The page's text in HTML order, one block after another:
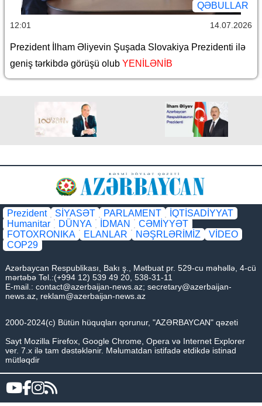
QƏBULLAR
12:01 14.07.2026
Prezident İlham Əliyevin Şuşada Slovakiya Prezidenti ilə
geniş tərkibdə görüşü olub YENİLƏNİB
Prezident SİYASƏT PARLAMENT
İQTİSADİYYAT
Humanitar
DÜNYA İDMAN
CƏMİYYƏT
FOTOXRONIKA
ELANLAR NƏŞRLƏRİMİZ
VİDEO
COP29
Azərbaycan Respublikası, Bakı ş., Mətbuat pr. 529-cu məhəllə, 4-cü
mərtəbə Tel.:(+994 12) 539 49 20, 538-31-11
E-mail.: contact@azerbaijan-news.az; secretary@azerbaijan-
news.az reklam@azerbaijan-news.az
2000-2024(c) Bütün hüquqları qorunur, "AZƏRBAYCAN" qəzeti
Sayt Mozilla Firefox, Google Chrome, Opera və Internet Explorer
ver. 7.x ilə tam dəstəklənir. Məlumatdan istifadə etdikdə istinad
mütləqdir